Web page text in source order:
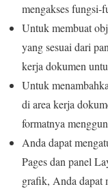
mengakses fungsi-
Untuk membuat
yang sesuai dari
kerja dokumen
Untuk
di area kerja
formatnya
Anda dapat
Pages dan panel
grafik, Anda dapat